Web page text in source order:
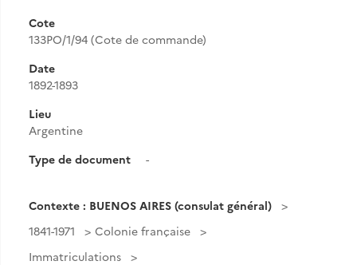
Cote
133PO/1/94 (Cote de commande)
Date
1892-1893
Lieu
Argentine
Type de document
-
Contexte : BUENOS AIRES (consulat général)
1841-1971
Colonie française
Immatriculations